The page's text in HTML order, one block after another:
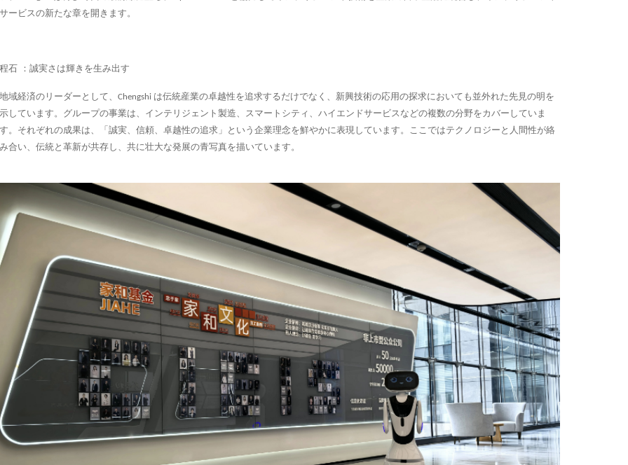
サービスの新たな章を開きます。
程石 ： 誠実さは輝きを生み出す
地域経済のリーダーとして、Chengshi は伝統産業の卓越性を追求するだけでなく、新興技術の応用の探求においても並外れた先見の明を
示しています。グループの事業は、インテリジェント製造、スマートシティ、ハイエンドサービスなどの複数の分野をカバーしていま
す。それぞれの成果は、「誠実、信頼、卓越性の追求」という企業理念を鮮やかに表現しています。ここではテクノロジーと人間性が絡
み合い、伝統と革新が共存し、共に壮大な発展の青写真を描いています。